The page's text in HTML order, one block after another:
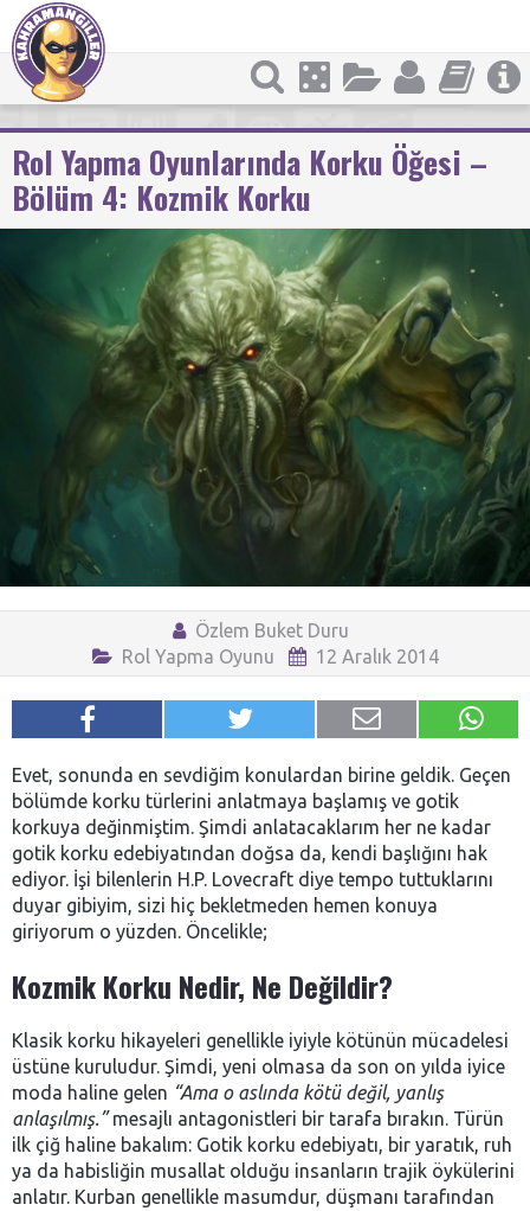
Rol Yapma Oyunlarında Korku Öğesi –
Bölüm 4: Kozmik Korku
Özlem Buket Duru
Rol Yapma Oyunu
12 Aralık 2014
Evet, sonunda en sevdiğim konulardan birine geldik. Geçen
bölümde korku türlerini anlatmaya başlamış ve gotik
korkuya değinmiştim. Şimdi anlatacaklarım her ne kadar
gotik korku edebiyatından doğsa da, kendi başlığını hak
ediyor. İşi bilenlerin H.P. Lovecraft diye tempo tuttuklarını
duyar gibiyim, sizi hiç bekletmeden hemen konuya
giriyorum o yüzden. Öncelikle;
Kozmik Korku Nedir, Ne Değildir?
Klasik korku hikayeleri genellikle iyiyle kötünün mücadelesi
üstüne kuruludur. Şimdi, yeni olmasa da son on yılda iyice
moda haline gelen “Ama o aslında kötü değil, yanlış
anlaşılmış.”mesajlı antagonistleri bir tarafa bırakın. Türün
ilk çiğ haline bakalım: Gotik korku edebiyatı, bir yaratık, ruh
ya da habisliğin musallat olduğu insanların trajik öykülerini
anlatır. Kurban genellikle masumdur, düşmanı tarafından